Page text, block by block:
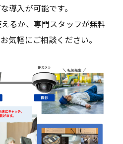
導入が可能です。
るか、専門スタッフが無料
気軽にご相談ください。